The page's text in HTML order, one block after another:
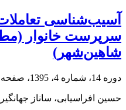
آسیب‌شناسی
سرپرست خانوار
شاهین‌شهر)
دوره 14، شماره 4، 1395، صفحه
حسین افراسیابی، ساناز